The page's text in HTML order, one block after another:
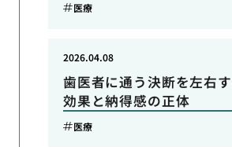
医療
歯医者に通う決断を左右
効果と納得感の正体
2026.04.08
医療